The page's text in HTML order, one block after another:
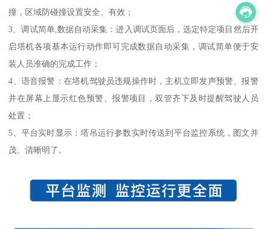
撞，区域防碰撞设置安全、有效；
3、调试简单,数据自动采集：进入调试页面后，选定特定项目然后开
启塔机各项基本运行动作即可完成数据自动采集，调试简单便于安
装人员准确的完成工作；
4、语音报警：在塔机驾驶员违规操作时，主机立即发声预警、报警
并在屏幕上显示红色预警、报警项目，双管齐下及时提醒驾驶人员
处置；
5、平台实时显示：塔吊运行参数实时传送到平台监控系统，图文并
茂、清晰明了。